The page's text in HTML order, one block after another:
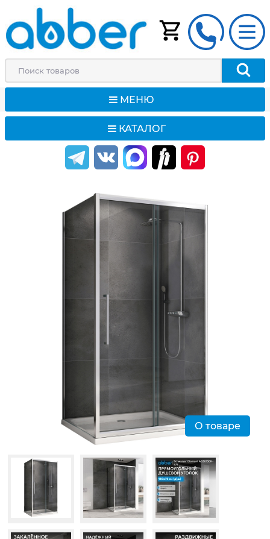
МЕНЮ
КАТАЛОГ
О товаре